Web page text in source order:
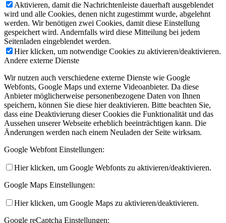
Aktivieren, damit die Nachrichtenleiste dauerhaft ausgeblendet
wird und alle Cookies, denen nicht zugestimmt wurde, abgelehnt
werden. Wir benötigen zwei Cookies, damit diese Einstellung
gespeichert wird. Andernfalls wird diese Mitteilung bei jedem
Seitenladen eingeblendet werden.
Hier klicken, um notwendige Cookies zu aktivieren/deaktivieren.
Andere externe Dienste
Wir nutzen auch verschiedene externe Dienste wie Google
Webfonts, Google Maps und externe Videoanbieter. Da diese
Anbieter möglicherweise personenbezogene Daten von Ihnen
speichern, können Sie diese hier deaktivieren. Bitte beachten Sie,
dass eine Deaktivierung dieser Cookies die Funktionalität und das
Aussehen unserer Webseite erheblich beeinträchtigen kann. Die
Änderungen werden nach einem Neuladen der Seite wirksam.
Google Webfont Einstellungen:
Hier klicken, um Google Webfonts zu aktivieren/deaktivieren.
Google Maps Einstellungen:
Hier klicken, um Google Maps zu aktivieren/deaktivieren.
Google reCaptcha Einstellungen: